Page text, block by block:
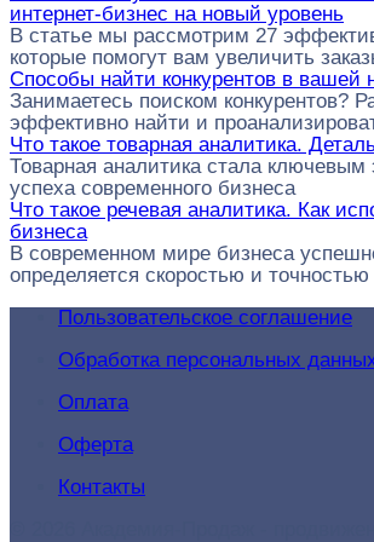
интернет-бизнес на новый уровень
В статье мы рассмотрим 27
которые помогут вам увеличить
Способы найти конкурентов в вашей
Занимаетесь поиском конкурентов?
эффективно найти и
Что такое товарная аналитика.
Товарная аналитика стала ключевым
успеха современного бизнеса
Что такое речевая аналитика. Как
бизнеса
В современном мире бизнеса
определяется скоростью и точностью
Пользовательское соглашение
Обработка персональных
Оплата
Оферта
Контакты